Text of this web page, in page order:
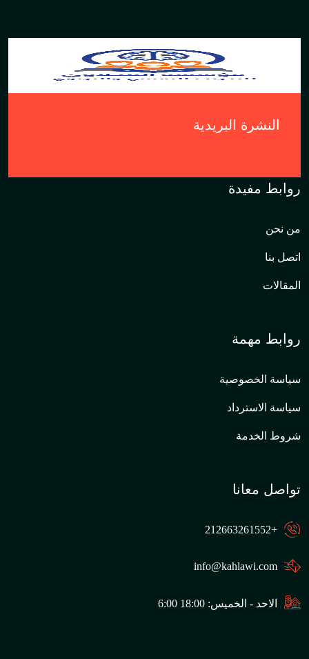
النشرة البريدية
روابط مفيدة
من نحن
اتصل بنا
المقالات
روابط مهمة
سياسة الخصوصية
سياسة الاسترداد
شروط الخدمة
تواصل معانا
+212663261552
info@kahlawi.com
الاحد - الخميس: 18:00 6:00